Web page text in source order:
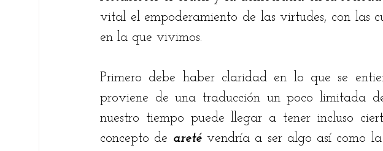
Fare Suárez Elsie Betancourt Christian Rodríguez
Ariel Alberto Quiroga
vital el empoderamiento de las virtudes, con las
en la que vivimos.
Primero debe haber claridad en lo que se
proviene de una traducción un poco limitada
nuestro tiempo puede llegar a tener incluso
concepto de areté vendría a ser algo así como